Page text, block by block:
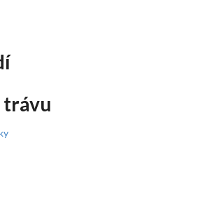
trávu